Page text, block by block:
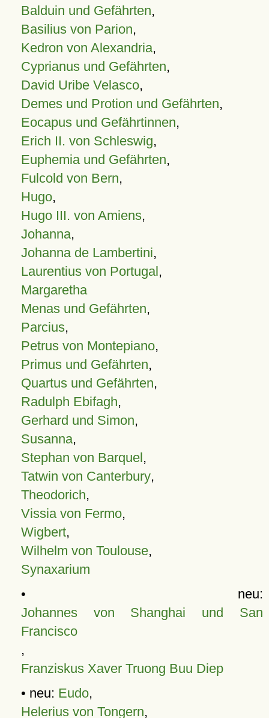
Balduin und Gefährten,
Basilius von Parion,
Kedron von Alexandria,
Cyprianus und Gefährten,
David Uribe Velasco,
Demes und Protion und Gefährten,
Eocapus und Gefährtinnen,
Erich II. von Schleswig,
Euphemia und Gefährten,
Fulcold von Bern,
Hugo,
Hugo III. von Amiens,
Johanna,
Johanna de Lambertini,
Laurentius von Portugal,
Margaretha
Menas und Gefährten,
Parcius,
Petrus von Montepiano,
Primus und Gefährten,
Quartus und Gefährten,
Radulph Ebifagh,
Gerhard und Simon,
Susanna,
Stephan von Barquel,
Tatwin von Canterbury,
Theodorich,
Vissia von Fermo,
Wigbert,
Wilhelm von Toulouse,
Synaxarium
• neu:
Johannes von Shanghai und San
Francisco
,
Franziskus Xaver Truong Buu Diep
• neu: Eudo,
Helerius von Tongern,